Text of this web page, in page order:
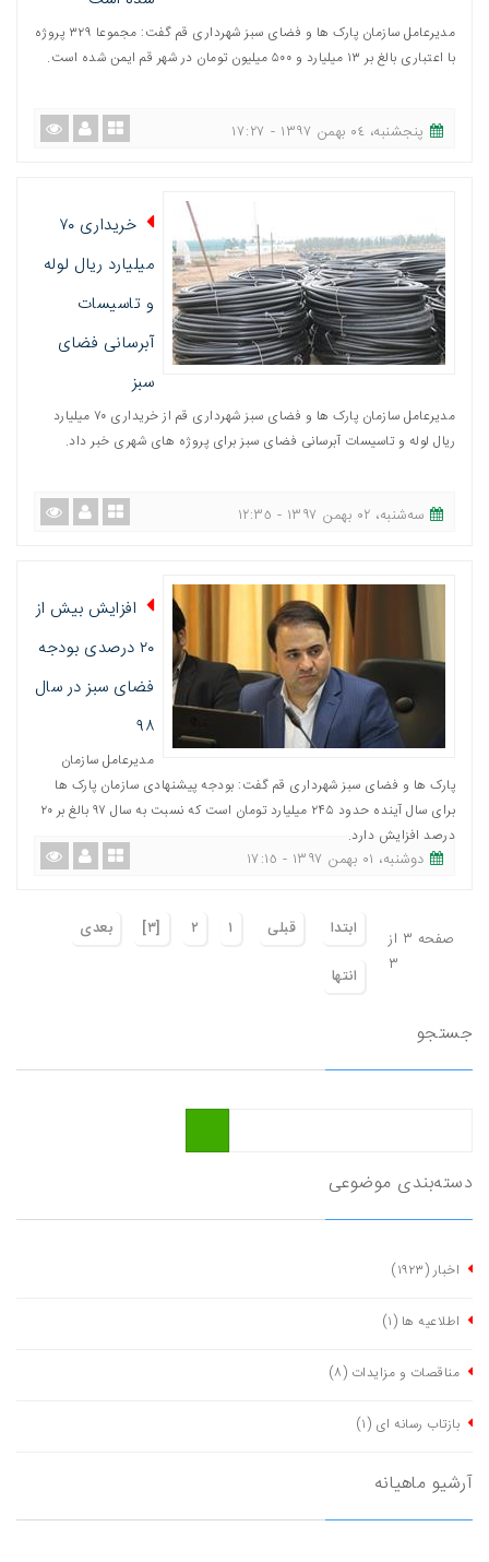
مدیرعامل سازمان پارک ها و فضای سبز شهرداری قم گفت: مجموعا ۳۲۹ پروژه
با اعتباری بالغ بر ۱۳ میلیارد و ۵۰۰ میلیون تومان در شهر قم ایمن شده است.
پنجشنبه، ٠٤ بهمن ١٣٩٧ - ١٧:٢٧
خریداری ۷۰
میلیارد ریال لوله
و تاسیسات
آبرسانی فضای
سبز
مدیرعامل سازمان پارک ها و فضای سبز شهرداری قم از خریداری ۷۰ میلیارد
ریال لوله و تاسیسات آبرسانی فضای سبز برای پروژه های شهری خبر داد.
ﺳﻪشنبه، ٠٢ بهمن ١٣٩٧ - ١٢:٣٥
افزایش بیش از
۲۰ درصدی بودجه
فضای سبز در سال
۹۸
مدیرعامل سازمان
پارک ها و فضای سبز شهرداری قم گفت:‌ بودجه پیشنهادی سازمان پارک ها
برای سال آینده حدود ۲۴۵ میلیارد تومان است که نسبت به سال ۹۷ بالغ بر ۲۰
درصد افزایش دارد.
دوشنبه، ٠١ بهمن ١٣٩٧ - ١٧:١٥
صفحه ٣ از
٣
ابتدا قبلی ١ ٢ [٣]
بعدی
انتها
جستجو
دسته‌بندی موضوعی
اخبار(١٩٢٣)
اطلاعیه ها (١)
مناقصات و مزایدات (٨)
بازتاب رسانه ای (١)
آرشیو ماهیانه